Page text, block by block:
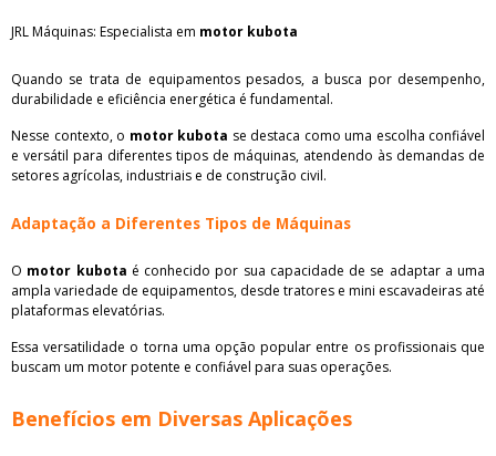
JRL Máquinas: Especialista em motor kubota
Quando se trata de equipamentos pesados, a busca por desempenho,
durabilidade e eficiência energética é fundamental.
Nesse contexto, o motor kubota se destaca como uma escolha confiável
e versátil para diferentes tipos de máquinas, atendendo às demandas de
setores agrícolas, industriais e de construção civil.
Adaptação a Diferentes Tipos de Máquinas
O motor kubota é conhecido por sua capacidade de se adaptar a uma
ampla variedade de equipamentos, desde tratores e mini escavadeiras até
plataformas elevatórias.
Essa versatilidade o torna uma opção popular entre os profissionais que
buscam um motor potente e confiável para suas operações.
Benefícios em Diversas Aplicações